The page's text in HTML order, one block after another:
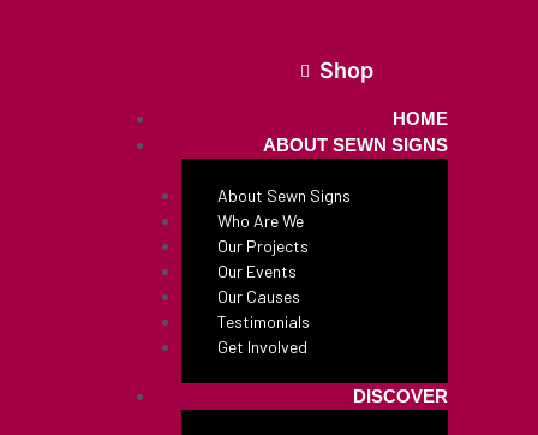
Shop
HOME
ABOUT SEWN SIGNS
About Sewn Signs
Who Are We
Our Projects
Our Events
Our Causes
Testimonials
Get Involved
DISCOVER